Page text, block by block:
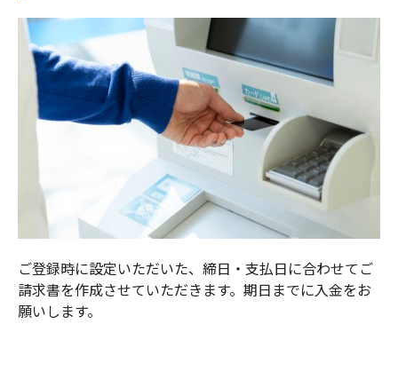
ご登録時に設定いただいた、締日・支払日に合わせてご
請求書を作成させていただきます。期日までに入金をお
願いします。